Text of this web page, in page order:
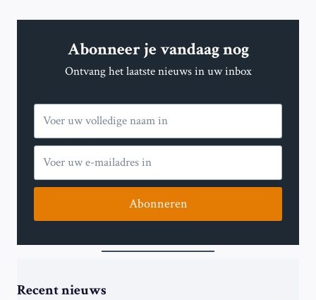
Abonneer je vandaag nog
Ontvang het laatste nieuws in uw inbox
Abonneren
Recent nieuws